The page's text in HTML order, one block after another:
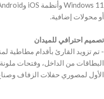
‫تصميم احترافي للميدان
‫- تم تزويد القارئ بأقدام مطاطية
البطاقات من الداخل، وفتحات